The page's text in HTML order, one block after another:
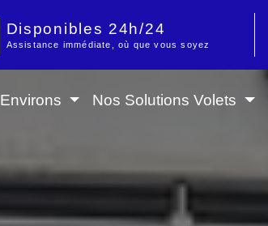
Disponibles 24h/24
Assistance immédiate, où que vous soyez
Nos Solutions Volets